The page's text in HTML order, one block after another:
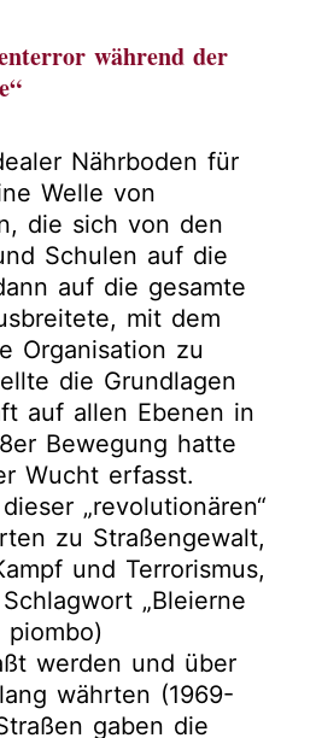
während der
Nährboden für
Welle von
die sich von den
Schulen auf die
auf die gesamte
mit dem
Organisation zu
die Grundlagen
auf allen Ebenen in
Bewegung hatte
Wucht erfasst.
„revolutionären“
zu Straßengewalt,
und Terrorismus,
„Bleierne
piombo)
werden und über
währten (1969-
gaben die